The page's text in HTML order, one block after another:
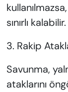
sınırlı kalabilir.
3. Rakip
Savunma,
ataklarını